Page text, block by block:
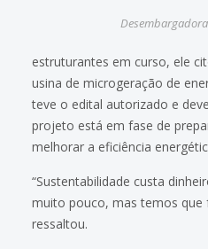
estruturantes em curso, ele
usina de microgeração de
teve o edital autorizado e
projeto está em fase de
melhorar a eficiência
“Sustentabilidade custa
muito pouco, mas temos que
ressaltou.